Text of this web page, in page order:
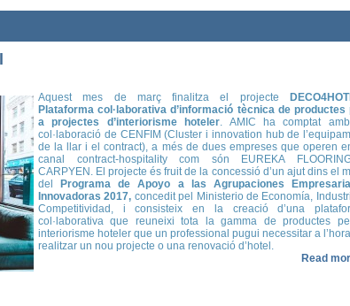
Aquest mes de març finalitza el projecte
Plataforma col·laborativa d’informació tècnica de productes
a projectes d’interiorisme hoteler. AMIC ha comptat
col·laboració de CENFIM (Cluster i innovation hub de
de la llar i el contract), a més de dues empreses que operen
canal contract-hospitality com són EUREKA
CARPYEN. El projecte és fruit de la concessió d’un ajut dins el
del
Programa de Apoyo a las Agrupaciones
Innovadoras 2017, concedit pel Ministerio de Economía,
Competitividad, i consisteix en la creació d’una
col·laborativa que reuneixi tota la gamma de productes
interiorisme hoteler que un professional pugui necessitar a
realitzar un nou projecte o una renovació d’hotel.
Read